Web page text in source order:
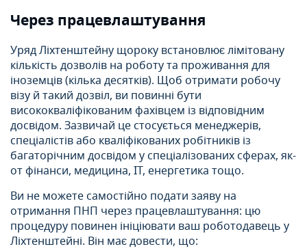
Через працевлаштування
Уряд Ліхтенштейну щороку встановлює лімітовану
кількість дозволів на роботу та проживання для
іноземців (кілька десятків). Щоб отримати робочу
візу й такий дозвіл, ви повинні бути
висококваліфікованим фахівцем із відповідним
досвідом. Зазвичай це стосується менеджерів,
спеціалістів або кваліфікованих робітників із
багаторічним досвідом у спеціалізованих сферах, як-
от фінанси, медицина, IT, енергетика тощо.
Ви не можете самостійно подати заяву на
отримання ПНП через працевлаштування: цю
процедуру повинен ініціювати ваш роботодавець у
Ліхтенштейні. Він має довести, що: